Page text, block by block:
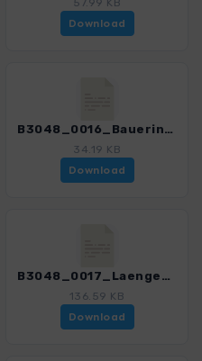
57.99 KB
Download
B3048_0016_BauerinderAu_mitVar_3048_3.gpx
34.19 KB
Download
B3048_0017_Laengentalalm_mit Var_3048_3.gpx
136.59 KB
Download